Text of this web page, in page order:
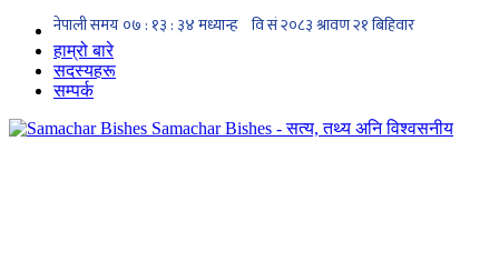
हाम्रो बारे
सदस्यहरू
सम्पर्क
Samachar Bishes - सत्य, तथ्य अनि विश्वसनीय